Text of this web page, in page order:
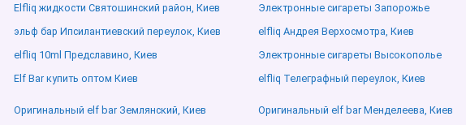
Elfliq жидкости Святошинский район, Киев Электронные сигареты Запорожье
эльф бар Ипсилантиевский переулок, Киев
elfliq Андрея Верхосмотра, Киев
elfliq 10ml Предславино, Киев
Электронные сигареты Высокополье
Elf Bar купить оптом Киев
elfliq Телеграфный переулок, Киев
Оригинальный elf bar Землянский, Киев Оригинальный elf bar Менделеева, Киев